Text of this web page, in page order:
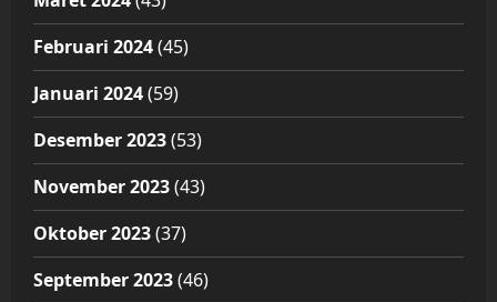
Februari 2024(45)
Januari 2024(59)
Desember 2023(53)
November 2023(43)
Oktober 2023(37)
September 2023(46)